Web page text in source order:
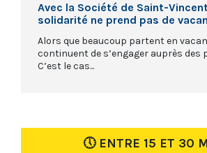
Avec la Société de Saint-
solidarité ne prend pas de
Alors que beaucoup partent en
continuent de s’engager auprès des
C’est le cas...
🕔 ENTRE 15 ET 30